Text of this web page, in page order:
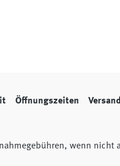
Öffnungszeiten
wenn nicht